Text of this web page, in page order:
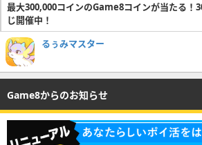
最大300,000コインのGame8コインが当たる！
じ開催中！
るぅみマスター
Game8からのお知らせ